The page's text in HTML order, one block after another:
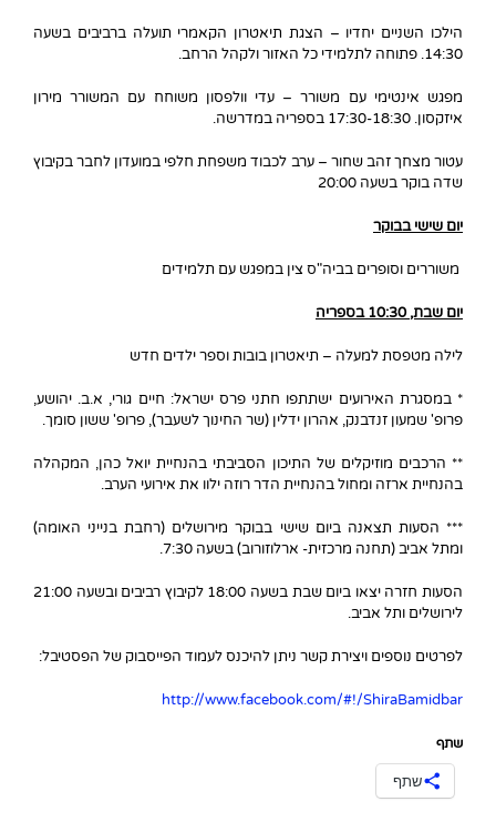
הילכו השניים יחדיו – הצגת תיאטרון הקאמרי תועלה ברביבים בשעה
14:30. פתוחה לתלמידי כל האזור ולקהל הרחב.
מפגש אינטימי עם משורר – עדי וולפסון משוחח עם המשורר מירון
איזקסון. 17:30-18:30 בספריה במדרשה.
עטור מצחך זהב שחור – ערב לכבוד משפחת חלפי במועדון לחבר בקיבוץ
שדה בוקר בשעה 20:00
יום שישי בבוקר
משוררים וסופרים בביה"ס צין במפגש עם תלמידים
יום שבת, 10:30 בספריה
לילה מטפסת למעלה – תיאטרון בובות וספר ילדים חדש
* במסגרת האירועים ישתתפו חתני פרס ישראל: חיים גורי, א.ב. יהושע,
פרופ' שמעון זנדבנק, אהרון ידלין (שר החינוך לשעבר), פרופ' ששון סומך.
** הרכבים מוזיקלים של התיכון הסביבתי בהנחיית יואל כהן, המקהלה
בהנחיית ארזה ומחול בהנחיית הדר רוזה ילוו את אירועי הערב.
*** הסעות תצאנה ביום שישי בבוקר מירושלים (רחבת בנייני האומה)
ומתל אביב (תחנה מרכזית- ארלוזורוב) בשעה 7:30.
הסעות חזרה יצאו ביום שבת בשעה 18:00 לקיבוץ רביבים ובשעה 21:00
לירושלים ותל אביב.
לפרטים נוספים ויצירת קשר ניתן להיכנס לעמוד הפייסבוק של הפסטיבל:
http://www.facebook.com/#!/ShiraBamidbar
שתף
שתף